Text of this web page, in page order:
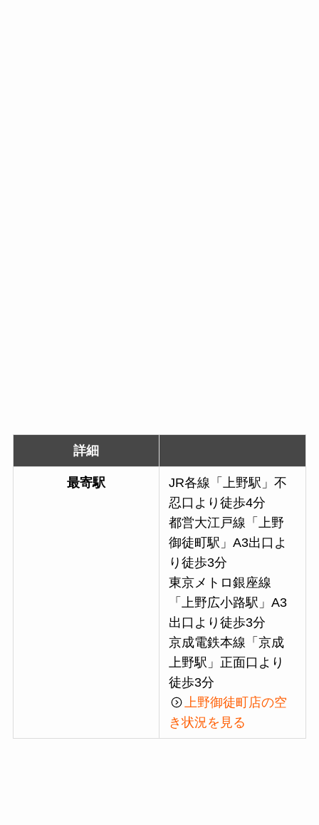
詳細
最寄駅
JR各線「上野駅」不
忍口より徒歩4分
都営大江戸線「上野
御徒町駅」A3出口よ
り徒歩3分
東京メトロ銀座線
「上野広小路駅」A3
出口より徒歩3分
京成電鉄本線「京成
上野駅」正面口より
徒歩3分
上野御徒町店の空
き状況を見る